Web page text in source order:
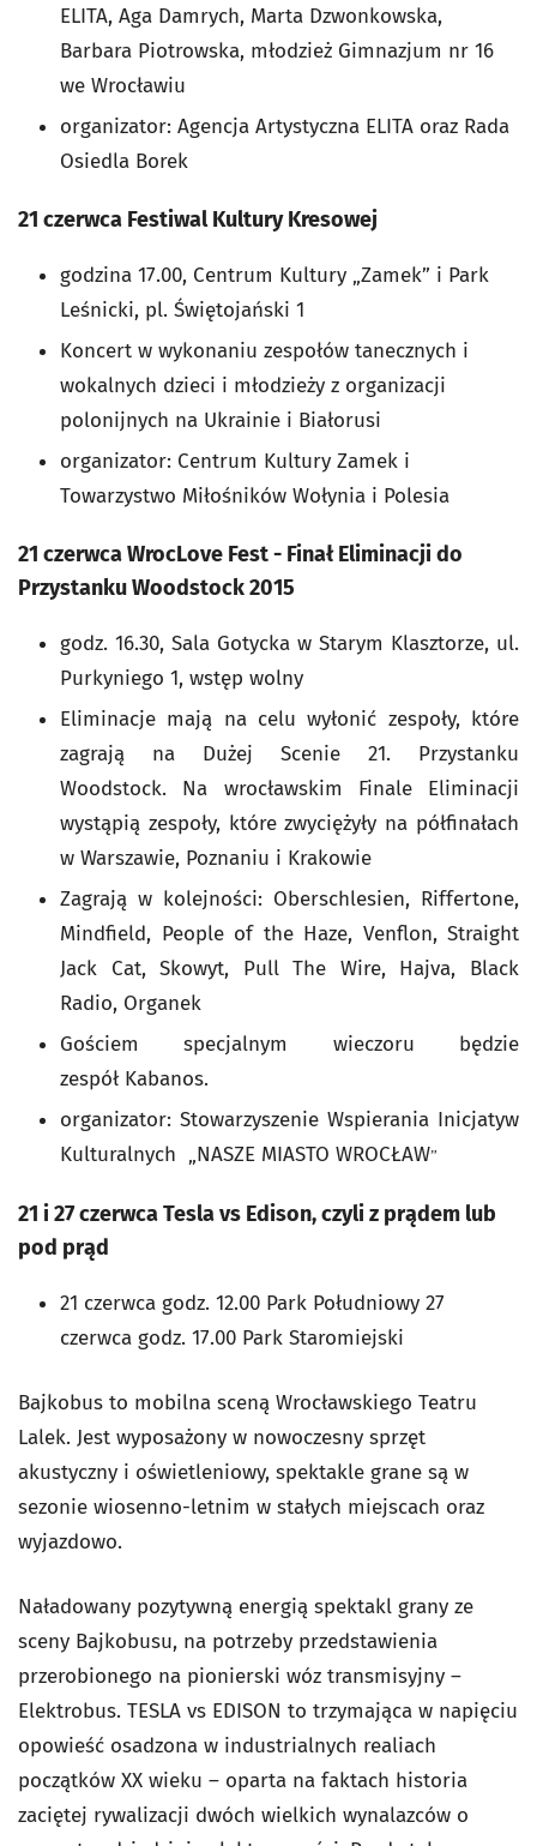
ELITA, Aga Damrych, Marta Dzwonkowska,
Barbara Piotrowska, młodzież Gimnazjum nr 16
we Wrocławiu
organizator: Agencja Artystyczna ELITA oraz Rada
Osiedla Borek
21 czerwca Festiwal Kultury Kresowej
godzina 17.00, Centrum Kultury „Zamek” i Park
Leśnicki, pl. Świętojański 1
Koncert w wykonaniu zespołów tanecznych i
wokalnych dzieci i młodzieży z organizacji
polonijnych na Ukrainie i Białorusi
organizator: Centrum Kultury Zamek i
Towarzystwo Miłośników Wołynia i Polesia
21 czerwca WrocLove Fest - Finał Eliminacji do
Przystanku Woodstock 2015
godz. 16.30, Sala Gotycka w Starym Klasztorze, ul.
Purkyniego 1, wstęp wolny
Eliminacje mają na celu wyłonić zespoły, które
zagrają na Dużej Scenie 21. Przystanku
Woodstock. Na wrocławskim Finale Eliminacji
wystąpią zespoły, które zwyciężyły na półfinałach
w Warszawie, Poznaniu i Krakowie
Zagrają w kolejności: Oberschlesien, Riffertone,
Mindfield, People of the Haze, Venflon, Straight
Jack Cat, Skowyt, Pull The Wire, Hajva, Black
Radio, Organek
Gościem specjalnym wieczoru będzie
zespół Kabanos.
organizator: Stowarzyszenie Wspierania Inicjatyw
Kulturalnych „NASZE MIASTO WROCŁAW”
21 i 27 czerwca Tesla vs Edison, czyli z prądem lub
pod prąd
21 czerwca godz. 12.00 Park Południowy 27
czerwca godz. 17.00 Park Staromiejski
Bajkobus to mobilna sceną Wrocławskiego Teatru
Lalek. Jest wyposażony w nowoczesny sprzęt
akustyczny i oświetleniowy, spektakle grane są w
sezonie wiosenno-letnim w stałych miejscach oraz
wyjazdowo.
Naładowany pozytywną energią spektakl grany ze
sceny Bajkobusu, na potrzeby przedstawienia
przerobionego na pionierski wóz transmisyjny –
Elektrobus. TESLA vs EDISON to trzymająca w napięciu
opowieść osadzona w industrialnych realiach
początków XX wieku – oparta na faktach historia
zaciętej rywalizacji dwóch wielkich wynalazców o